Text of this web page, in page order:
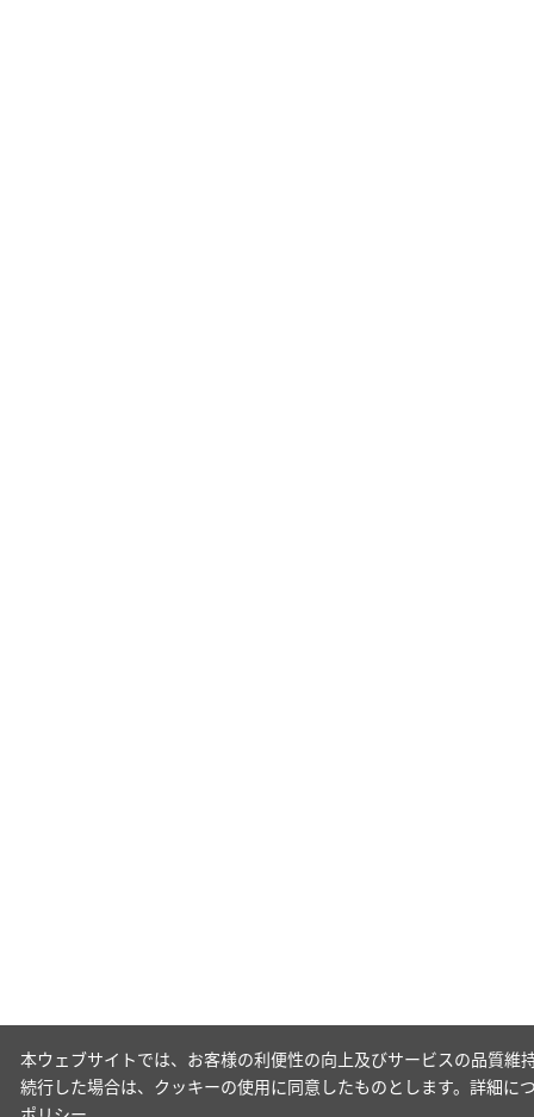
本ウェブサイトでは、お客様の利便性の向上及びサービスの品質
続行した場合は、クッキーの使用に同意したものとします。詳細